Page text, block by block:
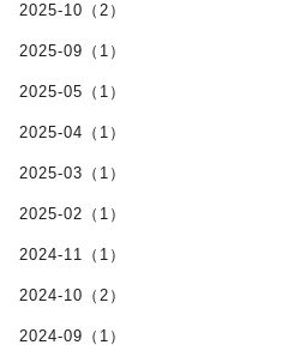
2025-10（2）
2025-09（1）
2025-05（1）
2025-04（1）
2025-03（1）
2025-02（1）
2024-11（1）
2024-10（2）
2024-09（1）